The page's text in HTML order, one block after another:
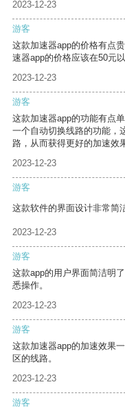
2023-12-23
游客
这款加速器app的价格有点
速器app的价格应该在50元
2023-12-23
游客
这款加速器app的功能有点
一个自动切换线路的功能，
路，从而获得更好的加速效
2023-12-23
游客
这款软件的界面设计非常简
2023-12-23
游客
这款app的用户界面简洁明
悉操作。
2023-12-23
游客
这款加速器app的加速效果
区的线路。
2023-12-23
游客